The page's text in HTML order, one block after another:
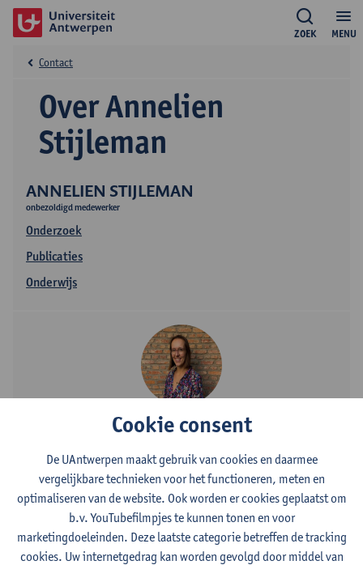
MENU
ZOEK
ANNELIEN STIJLEMAN
onbezoldigd medewerker
Onderzoek
Publicaties
Onderwijs
Over Annelien
Stijleman
Contact
Stadscampus
Toon e-mailadres
Venusstraat 23
2000 Antwerpen, BEL
Cookie consent
De UAntwerpen maakt gebruik van cookies en daarmee
vergelijkbare technieken voor het functioneren, meten en
optimaliseren van de website. Ook worden er cookies geplaatst om
b.v. YouTubefilmpjes te kunnen tonen en voor
marketingdoeleinden. Deze laatste categorie betreffen de tracking
cookies. Uw internetgedrag kan worden gevolgd door middel van